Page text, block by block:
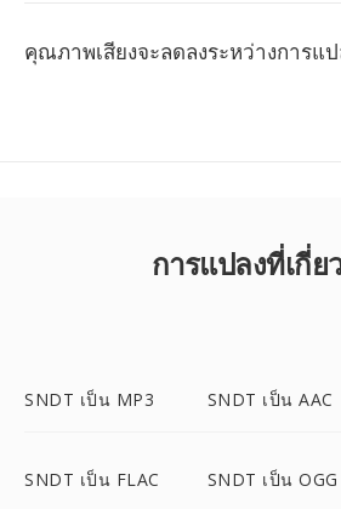
คุณภาพเสียงจะลดลงระหว่างการแป
การแปลงที่เกี่ย
SNDT เป็น MP3 SNDT เป็น AAC
SNDT เป็น FLAC SNDT เป็น OGG